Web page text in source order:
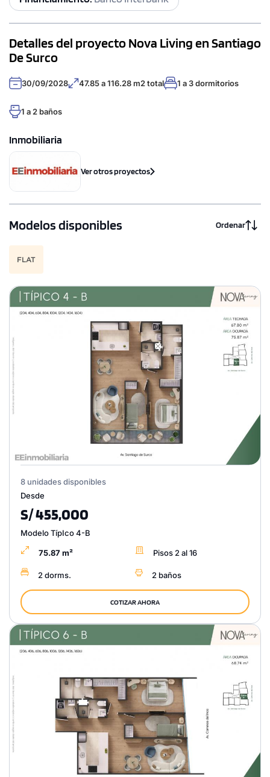
Detalles del proyecto Nova Living en Santiago
De Surco
30/09/2028 47.85 a 116.28 m2 total 1 a 3 dormitorios
1 a 2 baños
Inmobiliaria
Ver otros proyectos
Modelos disponibles Ordenar
FLAT
8 unidades disponibles
Desde
S/ 455,000
Modelo TípIco 4-B
75.87 m² Pisos 2 al 16
2 dorms. 2 baños
COTIZAR AHORA